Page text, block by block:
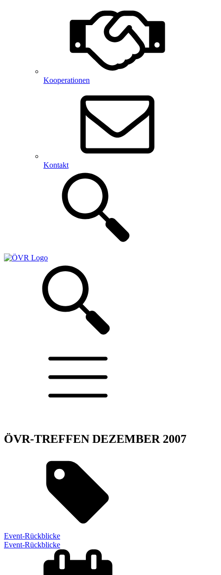
Kooperationen
Kontakt
ÖVR-TREFFEN DEZEMBER 2007
Event-Rückblicke
Event-Rückblicke